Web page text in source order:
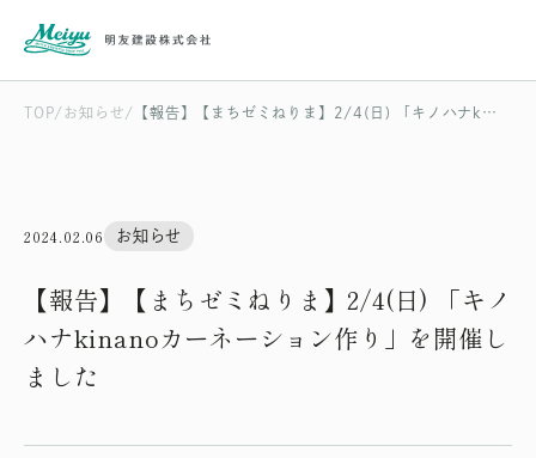
TOP お知らせ 【報告】【まちゼミねりま】2/4(日) 「キノハナkinanoカーネーション作り」を開催しました
2024.02.06 お知らせ
【報告】【まちゼミねりま】2/4(日) 「キノ
ハナkinanoカーネーション作り」を開催し
ました